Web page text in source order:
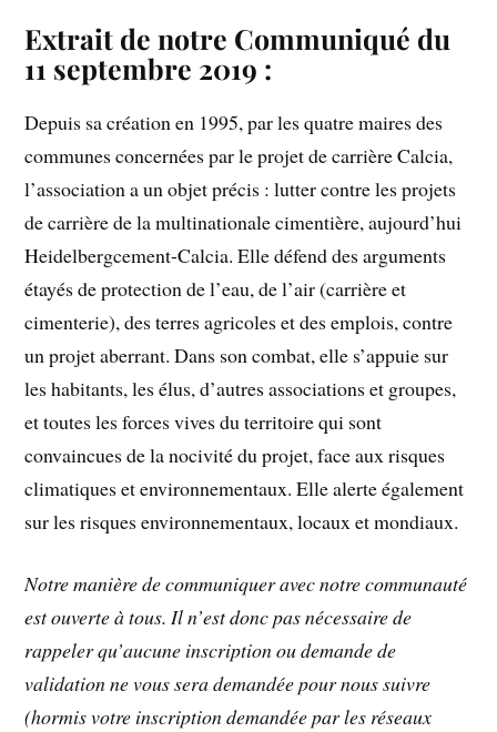
Extrait de notre Communiqué du
11 septembre 2019 :
Depuis sa création en 1995, par les quatre maires des
communes concernées par le projet de carrière Calcia,
l’association a un objet précis : lutter contre les projets
de carrière de la multinationale cimentière, aujourd’hui
Heidelbergcement-Calcia. Elle défend des arguments
étayés de protection de l’eau, de l’air (carrière et
cimenterie), des terres agricoles et des emplois, contre
un projet aberrant. Dans son combat, elle s’appuie sur
les habitants, les élus, d’autres associations et groupes,
et toutes les forces vives du territoire qui sont
convaincues de la nocivité du projet, face aux risques
climatiques et environnementaux. Elle alerte également
sur les risques environnementaux, locaux et mondiaux.
Notre manière de communiquer avec notre communauté
est ouverte à tous. Il n’est donc pas nécessaire de
rappeler qu’aucune inscription ou demande de
validation ne vous sera demandée pour nous suivre
(hormis votre inscription demandée par les réseaux